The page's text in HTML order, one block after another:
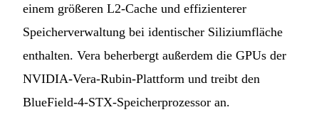
einem größeren L2-Cache und effizienterer
Speicherverwaltung bei identischer Siliziumfläche
enthalten. Vera beherbergt außerdem die GPUs der
NVIDIA-Vera-Rubin-Plattform und treibt den
BlueField-4-STX-Speicherprozessor an.